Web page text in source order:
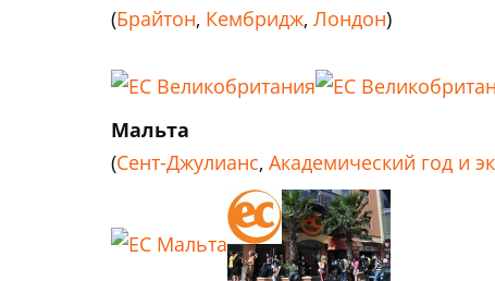
(Брайтон, Кембридж, Лондон)
Мальта
(Сент-Джулианс, Академический год и